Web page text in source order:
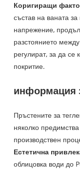
Коригиращи
състав на ваната
напрежение,
разстоянието
регулират, за да се
покритие.
информация
Пръстените за
няколко
производствен
Естетична
облицовка води до